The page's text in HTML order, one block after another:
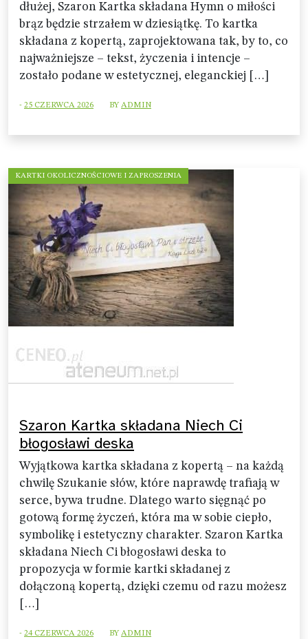
dłużej, Szaron Kartka składana Hymn o miłości
brąz będzie strzałem w dziesiątkę. To kartka
składana z kopertą, zaprojektowana tak, by to, co
najważniejsze – tekst, życzenia i intencje –
zostało podane w estetycznej, eleganckiej […]
- 25 CZERWCA 2026 BYADMIN
KARTKI OKOLICZNOŚCIOWE I ZAPROSZENIA
Szaron Kartka składana Niech Ci
błogosławi deska
Wyjątkowa kartka składana z kopertą – na każdą
chwilę Szukanie słów, które naprawdę trafiają w
serce, bywa trudne. Dlatego warto sięgnąć po
gotową formę życzeń, która ma w sobie ciepło,
symbolikę i estetyczny charakter. Szaron Kartka
składana Niech Ci błogosławi deska to
propozycja w formie kartki składanej z
dołączoną kopertą, dzięki czemu od razu możesz
[…]
- 24 CZERWCA 2026 BYADMIN